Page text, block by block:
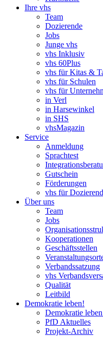
Ihre vhs
Team
Dozierende
Jobs
Junge vhs
vhs Inklusiv
vhs 60Plus
vhs für Kitas &
vhs für Schulen
vhs für
in Verl
in Harsewinkel
in SHS
vhsMagazin
Service
Anmeldung
Sprachtest
Gutschein
Förderungen
vhs für
Über uns
Team
Jobs
Kooperationen
Geschäftsstellen
Verbandssatzung
vhs
Qualität
Leitbild
Demokratie leben!
Demokratie
PfD Aktuelles
Projekt-Archiv